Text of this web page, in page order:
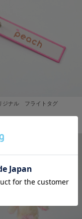
ジナル フライトタグ